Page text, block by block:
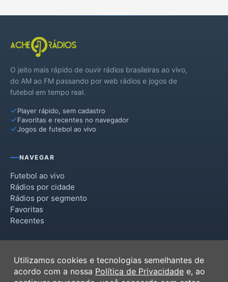
Itapeva
Munhoz
Ouro Fino
Poço Fundo
Pouso Alegre
Santa Rita de Caldas
Sapucaí-Mirim
Senador Amaral
Senador José Bento
Toledo
O jeito mais rápido de ouvir rádios brasileiras ao vivo,
do AM ao FM passando por web rádios e jogos de
futebol em tempo real.
Player rápido, sem cadastro
Favoritas e recentes no navegador
Jogos de futebol ao vivo
NAVEGAR
Futebol ao vivo
Rádios por cidade
Rádios por segmento
Favoritas
Recentes
Termos de Uso
Política de Privacidade
Utilizamos cookies e tecnologias semelhantes de
acordo com a nossa Política de Privacidade e, ao